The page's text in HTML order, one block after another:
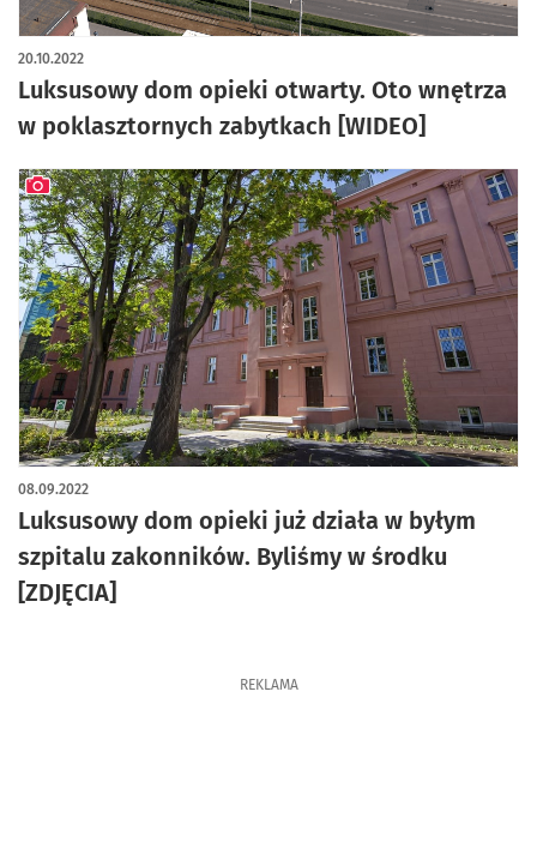
Luksusowy dom opieki otwarty. Oto wnętrza
w poklasztornych zabytkach [WIDEO]
20.10.2022
Luksusowy dom opieki już działa w byłym
szpitalu zakonników. Byliśmy w środku
[ZDJĘCIA]
08.09.2022
artykuł z galerią zdjęć
REKLAMA